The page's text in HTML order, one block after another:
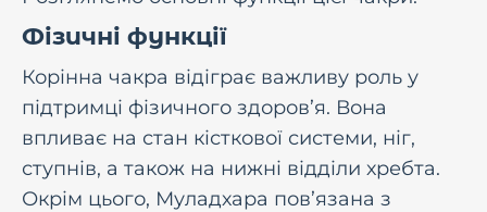
Фізичні функції
Корінна чакра відіграє важливу роль у
підтримці фізичного здоров’я. Вона
впливає на стан кісткової системи, ніг,
ступнів, а також на нижні відділи хребта.
Окрім цього, Муладхара пов’язана з